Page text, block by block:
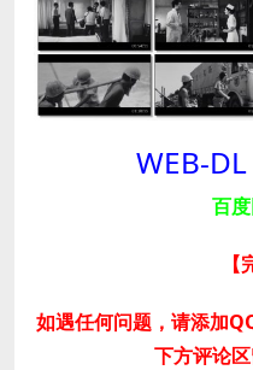
WEB-
百
如遇任何问题，请添加
下方评论